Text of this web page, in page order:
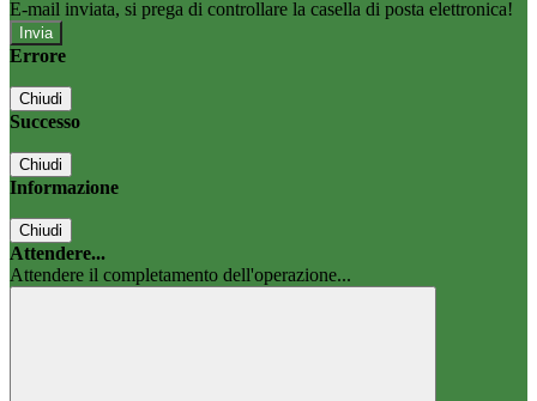
E-mail inviata, si prega di controllare la casella di posta elettronica!
Errore
Chiudi
Successo
Chiudi
Informazione
Chiudi
Attendere...
Attendere il completamento dell'operazione...